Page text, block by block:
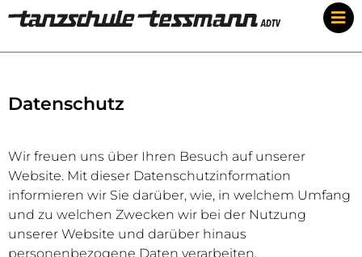
Datenschutz
Wir freuen uns über Ihren Besuch auf unserer
Website. Mit dieser Datenschutzinformation
informieren wir Sie darüber, wie, in welchem Umfang
und zu welchen Zwecken wir bei der Nutzung
unserer Website und darüber hinaus
personenbezogene Daten verarbeiten.